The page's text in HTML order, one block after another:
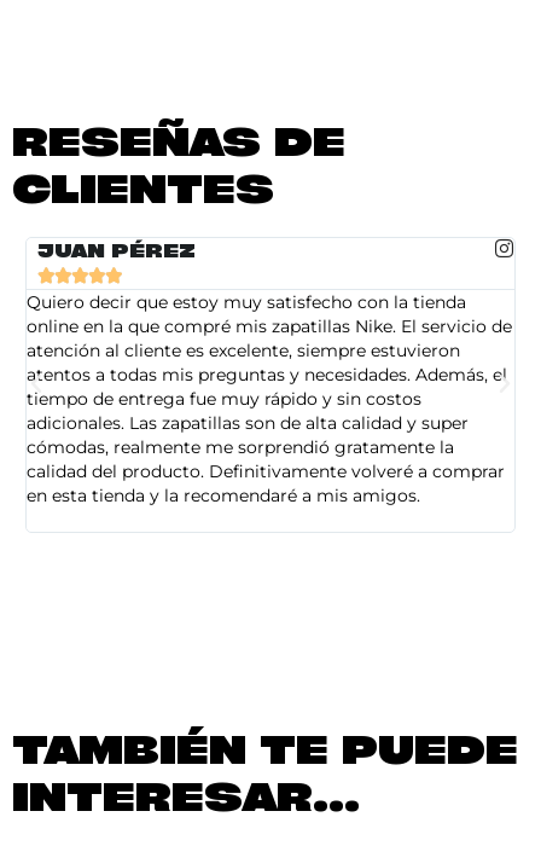
RESEÑAS DE
CLIENTES
JUAN PÉREZ

Quiero decir que estoy muy satisfecho con la tienda
online en la que compré mis zapatillas Nike. El servicio de
atención al cliente es excelente, siempre estuvieron
atentos a todas mis preguntas y necesidades. Además, el
tiempo de entrega fue muy rápido y sin costos
adicionales. Las zapatillas son de alta calidad y super
cómodas, realmente me sorprendió gratamente la
calidad del producto. Definitivamente volveré a comprar
en esta tienda y la recomendaré a mis amigos.
TAMBIÉN TE PUEDE
INTERESAR...